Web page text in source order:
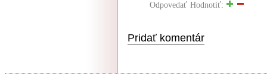
Odpovedať Hodnotiť:
Pridať komentár